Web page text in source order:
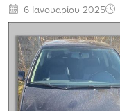
6 Ιανουαρίου 2025